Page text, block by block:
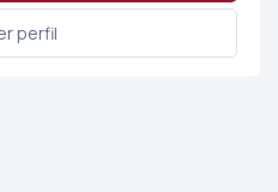
perfil